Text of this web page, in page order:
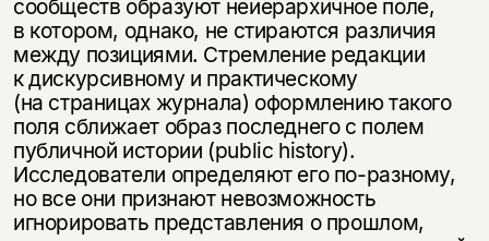
сообществ образуют неиерархичное поле,
в котором, однако, не стираются различия
между позициями. Стремление редакции
к дискурсивному и практическому
(на страницах журнала) оформлению такого
поля сближает образ последнего с полем
публичной истории (public history).
Исследователи определяют его по-разному,
но все они признают невозможность
игнорировать представления о прошлом,